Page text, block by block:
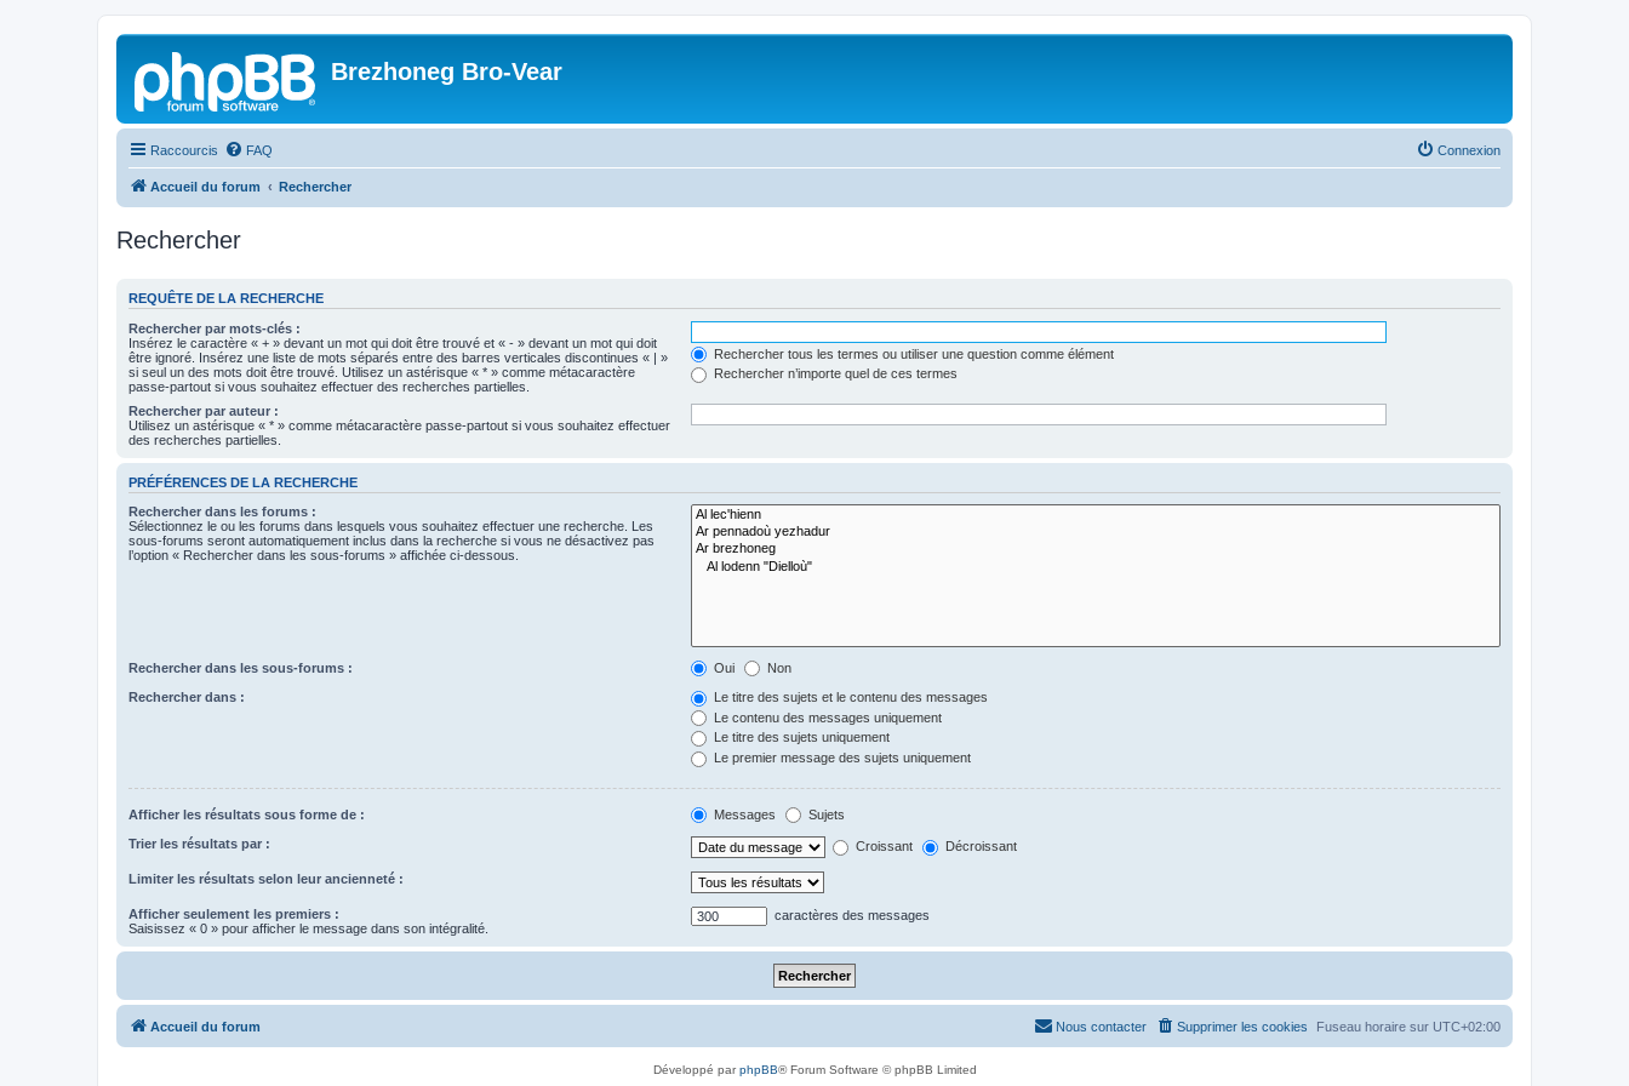
Brezhoneg Bro-Vear
Raccourcis FAQ Connexion
Accueil du forum Rechercher
Rechercher
REQUÊTE DE LA RECHERCHE
Rechercher par mots-clés :
Insérez le caractère « + » devant un mot qui doit être trouvé et « - » devant un mot qui doit
être ignoré. Insérez une liste de mots séparés entre des barres verticales discontinues « | »
si seul un des mots doit être trouvé. Utilisez un astérisque « * » comme métacaractère
passe-partout si vous souhaitez effectuer des recherches partielles.
Rechercher tous les termes ou utiliser une question comme élément
Rechercher n’importe quel de ces termes
Rechercher par auteur :
Utilisez un astérisque « * » comme métacaractère passe-partout si vous souhaitez effectuer
des recherches partielles.
PRÉFÉRENCES DE LA RECHERCHE
Rechercher dans les forums :
Sélectionnez le ou les forums dans lesquels vous souhaitez effectuer une recherche. Les
sous-forums seront automatiquement inclus dans la recherche si vous ne désactivez pas
l’option « Rechercher dans les sous-forums » affichée ci-dessous.
Rechercher dans les sous-forums : Oui Non
Rechercher dans :
Le titre des sujets et le contenu des messages
Le contenu des messages uniquement
Le titre des sujets uniquement
Le premier message des sujets uniquement
Afficher les résultats sous forme de : Messages Sujets
Trier les résultats par : Croissant Décroissant
Limiter les résultats selon leur ancienneté :
Afficher seulement les premiers :
Saisissez « 0 » pour afficher le message dans son intégralité.
caractères des messages
Accueil du forum Fuseau horaire sur UTC+02:00
Supprimer les cookies
Nous contacter
Développé parphpBB® Forum Software © phpBB Limited